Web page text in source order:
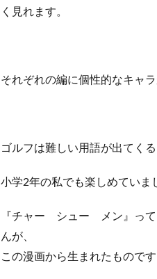
く見れます。
それぞれの編に個性的なキャ
ゴルフは難しい用語が出てく
小学2年の私でも楽しめていま
『チャー シュー メン』って
んが、
この漫画から生まれたものです